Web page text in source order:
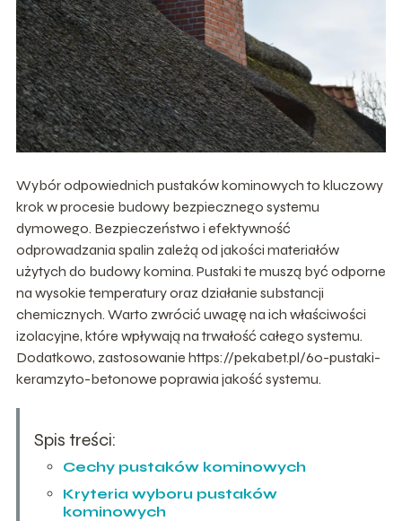
Wybór odpowiednich pustaków kominowych to kluczowy
krok w procesie budowy bezpiecznego systemu
dymowego. Bezpieczeństwo i efektywność
odprowadzania spalin zależą od jakości materiałów
użytych do budowy komina. Pustaki te muszą być odporne
na wysokie temperatury oraz działanie substancji
chemicznych. Warto zwrócić uwagę na ich właściwości
izolacyjne, które wpływają na trwałość całego systemu.
Dodatkowo, zastosowanie https://pekabet.pl/60-pustaki-
keramzyto-betonowe poprawia jakość systemu.
Spis treści:
Cechy pustaków kominowych
Kryteria wyboru pustaków
kominowych